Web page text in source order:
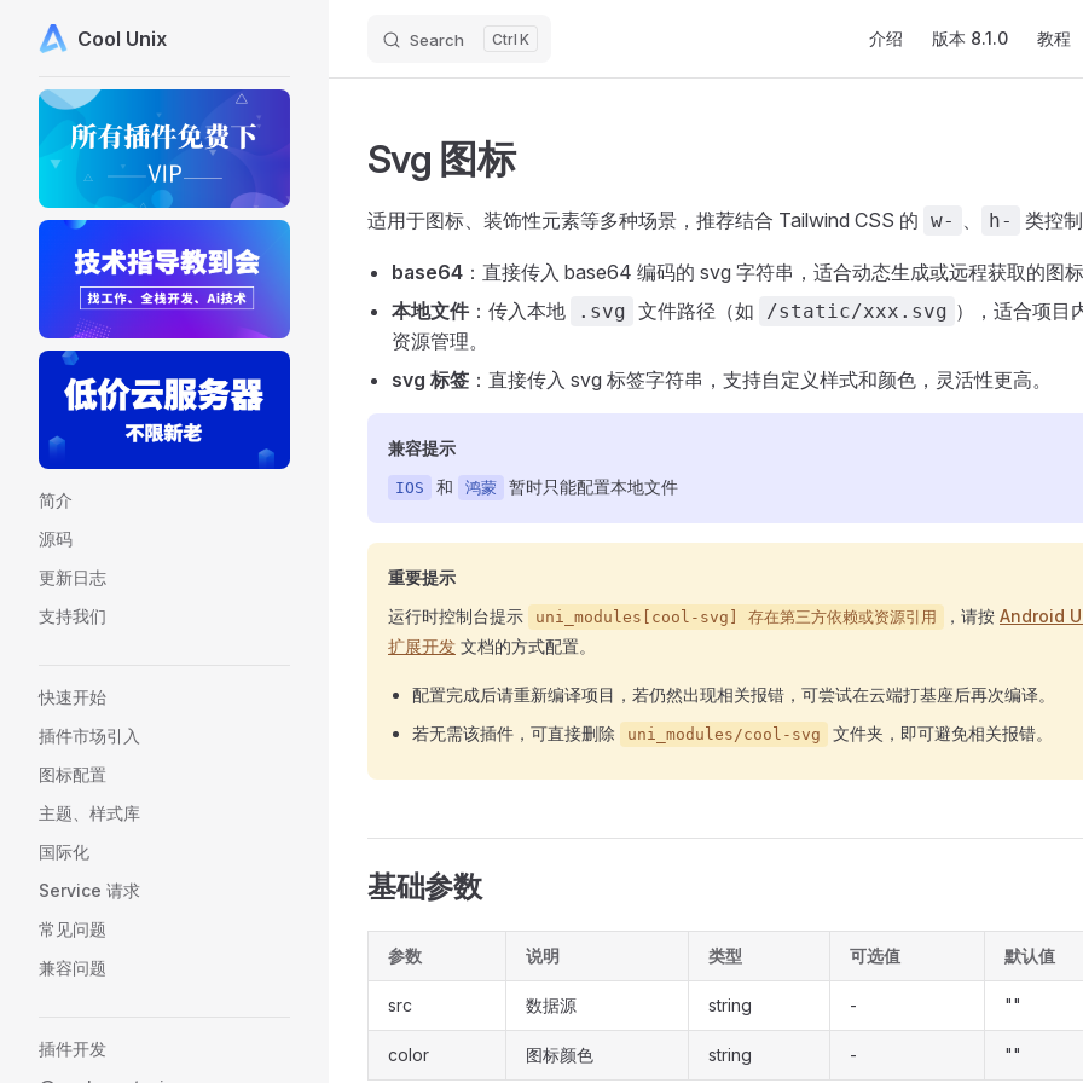
Skip to content
Cool Unix Search K 介绍 版本 8.1.0 教程
Sidebar Navigation
简介
源码
更新日志
支持我们
快速开始
插件市场引入
图标配置
主题、样式库
国际化
Service 请求
常见问题
兼容问题
插件开发
Svg 图标
适用于图标、装饰性元素等多种场景，推荐结合 Tailwind CSS 的 w- 、 h- 类控
base64 ：直接传入 base64 编码的 svg 字符串，适合动态生成或远程获取的图
本地文件：传入本地 .svg 文件路径（如 /static/xxx.svg ），适合项目
资源管理。
svg 标签 ：直接传入 svg 标签字符串，支持自定义样式和颜色，灵活性更高。
兼容提示
IOS 和 鸿蒙 暂时只能配置本地文件
重要提示
运行时控制台提示
uni_modules[cool-svg] 存在第三方依赖或资源引用 ，请按 Android
扩展开发 文档的方式配置。
配置完成后请重新编译项目，若仍然出现相关报错，可尝试在云端打基座后再次编译。
若无需该插件，可直接删除
uni_modules/cool-svg 文件夹，即可避免相关报错。
基础参数
参数 说明 类型 可选值 默认值
src 数据源 string - ""
color 图标颜色 string - ""